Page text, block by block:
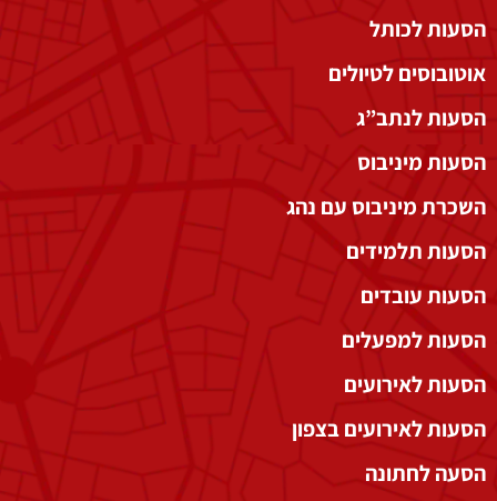
הסעות לכותל
אוטובוסים לטיולים
הסעות לנתב”ג
הסעות מיניבוס
השכרת מיניבוס עם נהג
הסעות תלמידים
הסעות עובדים
הסעות למפעלים
הסעות לאירועים
הסעות לאירועים בצפון
הסעה לחתונה